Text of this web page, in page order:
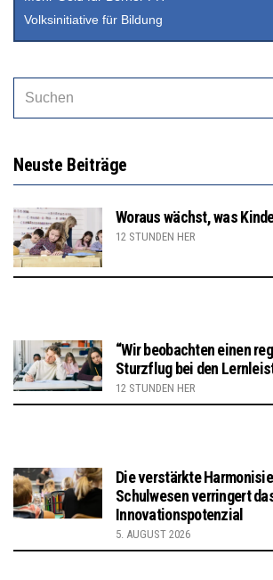
Volksinitiative für Bildung
Neuste Beiträge
Woraus wächst, was
12 STUNDEN HER
“Wir beobachten einen
Sturzflug bei den
12 STUNDEN HER
Die verstärkte
Schulwesen verringert
Innovationspotenzial
5. AUGUST 2026